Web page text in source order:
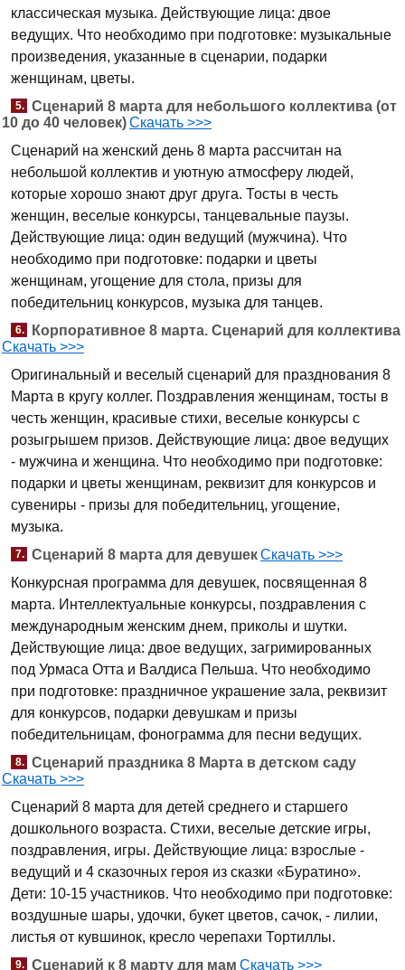
классическая музыка. Действующие лица: двое
ведущих. Что необходимо при подготовке: музыкальные
произведения, указанные в сценарии, подарки
женщинам, цветы.
5. Сценарий 8 марта для небольшого коллектива (от
10 до 40 человек)Скачать >>>
Сценарий на женский день 8 марта рассчитан на
небольшой коллектив и уютную атмосферу людей,
которые хорошо знают друг друга. Тосты в честь
женщин, веселые конкурсы, танцевальные паузы.
Действующие лица: один ведущий (мужчина). Что
необходимо при подготовке: подарки и цветы
женщинам, угощение для стола, призы для
победительниц конкурсов, музыка для танцев.
6.
Корпоративное 8 марта. Сценарий для коллектива
Скачать >>>
Оригинальный и веселый сценарий для празднования 8
Марта в кругу коллег. Поздравления женщинам, тосты в
честь женщин, красивые стихи, веселые конкурсы с
розыгрышем призов. Действующие лица: двое ведущих
- мужчина и женщина. Что необходимо при подготовке:
подарки и цветы женщинам, реквизит для конкурсов и
сувениры - призы для победительниц, угощение,
музыка.
7. Сценарий 8 марта для девушекСкачать >>>
Конкурсная программа для девушек, посвященная 8
марта. Интеллектуальные конкурсы, поздравления с
международным женским днем, приколы и шутки.
Действующие лица: двое ведущих, загримированных
под Урмаса Отта и Валдиса Пельша. Что необходимо
при подготовке: праздничное украшение зала, реквизит
для конкурсов, подарки девушкам и призы
победительницам, фонограмма для песни ведущих.
8. Сценарий праздника 8 Марта в детском саду
Скачать >>>
Сценарий 8 марта для детей среднего и старшего
дошкольного возраста. Стихи, веселые детские игры,
поздравления, игры. Действующие лица: взрослые -
ведущий и 4 сказочных героя из сказки «Буратино».
Дети: 10-15 участников. Что необходимо при подготовке:
воздушные шары, удочки, букет цветов, сачок, - лилии,
листья от кувшинок, кресло черепахи Тортиллы.
9. Сценарий к 8 марту для мам Скачать >>>